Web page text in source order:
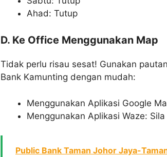
Ahad: Tutup
D. Ke Office Menggunakan Map
Tidak perlu risau sesat! Gunakan
Bank Kamunting dengan mudah:
Menggunakan Aplikasi Google
Menggunakan Aplikasi Waze:
Public Bank Taman Johor Jaya-